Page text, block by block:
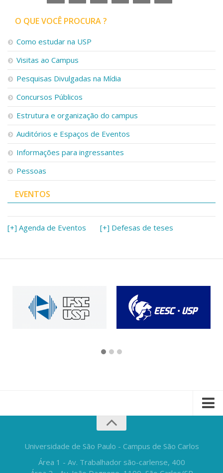
O QUE VOCÊ PROCURA ?
Como estudar na USP
Visitas ao Campus
Pesquisas Divulgadas na Mídia
Concursos Públicos
Estrutura e organização do campus
Auditórios e Espaços de Eventos
Informações para ingressantes
Pessoas
EVENTOS
[+] Agenda de Eventos [+] Defesas de teses
Universidade de São Paulo - Campus de São Carlos
Área 1 - Av. Trabalhador são-carlense, 400